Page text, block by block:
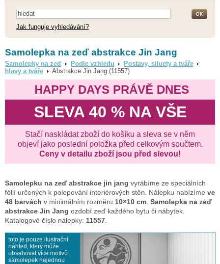
Jak funguje vyhledávání?
Samolepka na zeď abstrakce Jin Jang
Samolepky na zeď Podle vzhledu
Postavy, siluety a tváře
hlavy a tváře
Abstrakce Jin Jang (11557)
HAPPY DAYS PRÁVĚ DNES
SLEVA 40 % NA VŠE
Stačí naskládat zboží do košíku a sleva se v něm
objeví jako poslední položka před celkovým součtem.
Ceny v detailu zboží jsou před slevou!
Samolepku na zeď abstrakce jin jang vyrábíme ze speciálních
fólií určených k polepování interiérových stěn. Nálepku nabízíme ve
48 barvách v minimálním rozměru 10×10 cm Samolepka na zeď
abstrakce Jin Jang ozdobí zeď každého bytu či nábytek.
Katalogové číslo nálepky: 11557
toto je pouze ilustrační
náhled, který může
obsahovat více motivů
samolepek najednou